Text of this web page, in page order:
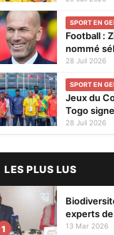
ranking
SPORT EN
Football :
nommé
l'équipe de
28 Juil 2026
SPORT EN
Jeux du
Togo
28 Juil 2026
LES PLUS LUS
1
experts de
Lomé
13 Mar 2026